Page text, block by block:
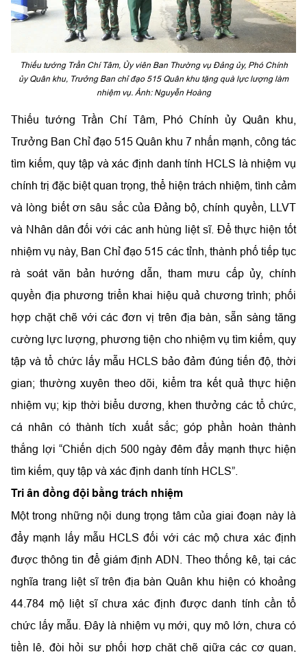
Thiếu tướng Trần Chí Tâm, Ủy viên Ban Thường vụ Đảng ủy, Phó Chính
ủy Quân khu, Trưởng Ban chỉ đạo 515 Quân khu tặng quà lực lượng làm
nhiệm vụ. Ảnh: Nguyễn Hoàng
Thiếu tướng Trần Chí Tâm, Phó Chính ủy Quân khu,
Trưởng Ban Chỉ đạo 515 Quân khu 7 nhấn mạnh, công tác
tìm kiếm, quy tập và xác định danh tính HCLS là nhiệm vụ
chính trị đặc biệt quan trọng, thể hiện trách nhiệm, tình cảm
và lòng biết ơn sâu sắc của Đảng bộ, chính quyền, LLVT
và Nhân dân đối với các anh hùng liệt sĩ. Để thực hiện tốt
nhiệm vụ này, Ban Chỉ đạo 515 các tỉnh, thành phố tiếp tục
rà soát văn bản hướng dẫn, tham mưu cấp ủy, chính
quyền địa phương triển khai hiệu quả chương trình; phối
hợp chặt chẽ với các đơn vị trên địa bàn, sẵn sàng tăng
cường lực lượng, phương tiện cho nhiệm vụ tìm kiếm, quy
tập và tổ chức lấy mẫu HCLS bảo đảm đúng tiến độ, thời
gian; thường xuyên theo dõi, kiểm tra kết quả thực hiện
nhiệm vụ; kịp thời biểu dương, khen thưởng các tổ chức,
cá nhân có thành tích xuất sắc; góp phần hoàn thành
thắng lợi “Chiến dịch 500 ngày đêm đẩy mạnh thực hiện
tìm kiếm, quy tập và xác định danh tính HCLS”.
Tri ân đồng đội bằng trách nhiệm
Một trong những nội dung trọng tâm của giai đoạn này là
đẩy mạnh lấy mẫu HCLS đối với các mộ chưa xác định
được thông tin để giám định ADN. Theo thống kê, tại các
nghĩa trang liệt sĩ trên địa bàn Quân khu hiện có khoảng
44.784 mộ liệt sĩ chưa xác định được danh tính cần tổ
chức lấy mẫu. Đây là nhiệm vụ mới, quy mô lớn, chưa có
tiền lệ, đòi hỏi sự phối hợp chặt chẽ giữa các cơ quan,